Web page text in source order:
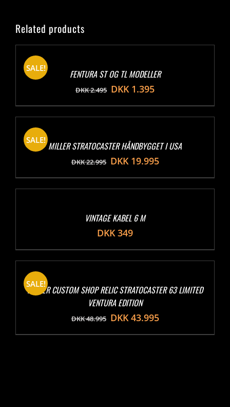
Related products
SALE!
FENTURA ST OG TL MODELLER
DKK2.495 DKK1.395
SALE!
MILLER STRATOCASTER HÅNDBYGGET I USA
DKK22.995 DKK19.995
VINTAGE KABEL 6 M
DKK349
SALE!
FENDER CUSTOM SHOP RELIC STRATOCASTER 63 LIMITED
VENTURA EDITION
DKK48.995 DKK43.995